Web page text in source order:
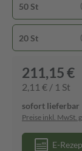
50 St
20 St
211,15 €
2,11 € / 1 St
sofort lieferbar
Preise inkl. MwSt.
E-